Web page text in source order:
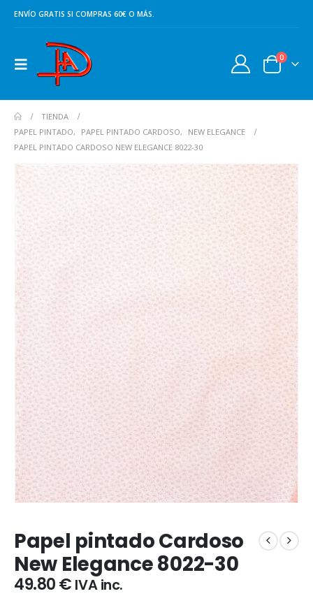
ENVÍO GRATIS SI COMPRAS 60€ O MÁS.
0
TIENDA
PAPEL PINTADO, PAPEL PINTADO CARDOSO,
NEW ELEGANCE
PAPEL PINTADO CARDOSO NEW ELEGANCE 8022-30
Papel pintado Cardoso
New Elegance 8022-30
49.80€ IVA inc.